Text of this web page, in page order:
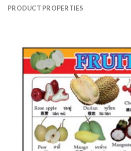
PRODUCT PROPERTIES